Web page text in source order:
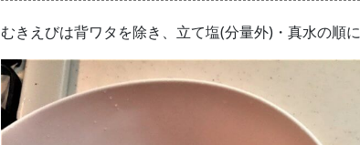
むきえびは背ワタを除き、立て塩(分量外)・真水の順